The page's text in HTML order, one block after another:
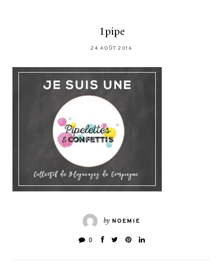
1pipe
24 AOÛT 2016
by NOEMIE
0